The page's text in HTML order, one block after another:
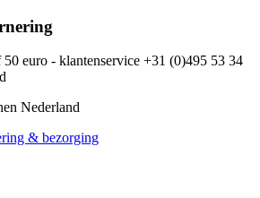
euro - klantenservice +31 (0)495 53 34
Nederland
& bezorging